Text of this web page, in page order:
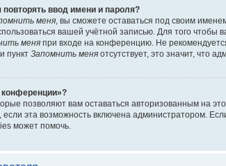
ввод имени и пароля?
меня , вы сможете оставаться под своим
вашей учётной записью. Для того
меня при входе на конференцию. Не
пункт Запомнить меня отсутствует, это значит, что
позволяют вам оставаться авторизованным на
эта возможность включена администратором.
может помочь.